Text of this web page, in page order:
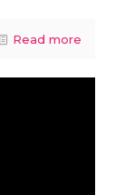
Read more